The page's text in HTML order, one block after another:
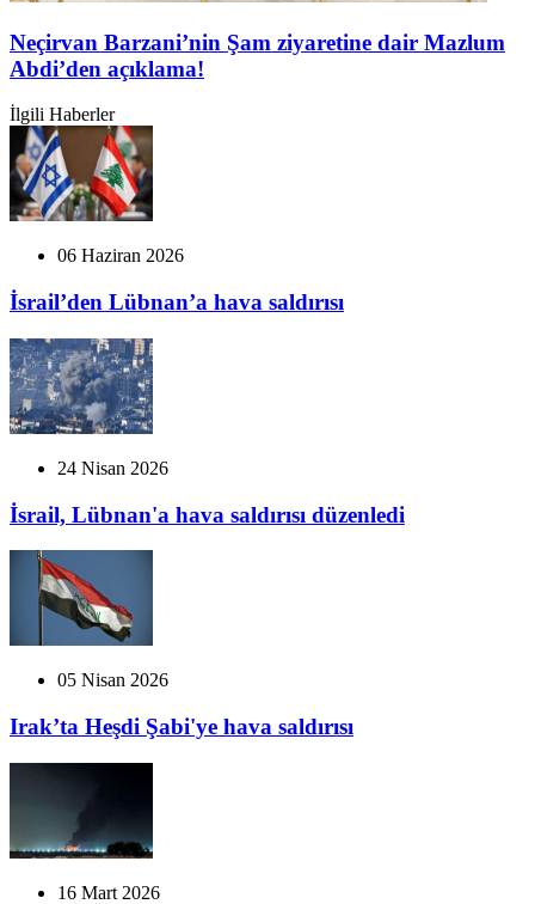
Neçirvan Barzani’nin Şam ziyaretine dair Mazlum
Abdi’den açıklama!
İlgili Haberler
06 Haziran 2026
İsrail’den Lübnan’a hava saldırısı
24 Nisan 2026
İsrail, Lübnan'a hava saldırısı düzenledi
05 Nisan 2026
Irak’ta Heşdi Şabi'ye hava saldırısı
16 Mart 2026